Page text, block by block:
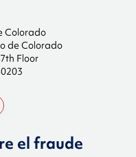
Colorado
de Colorado
Floor
el fraude